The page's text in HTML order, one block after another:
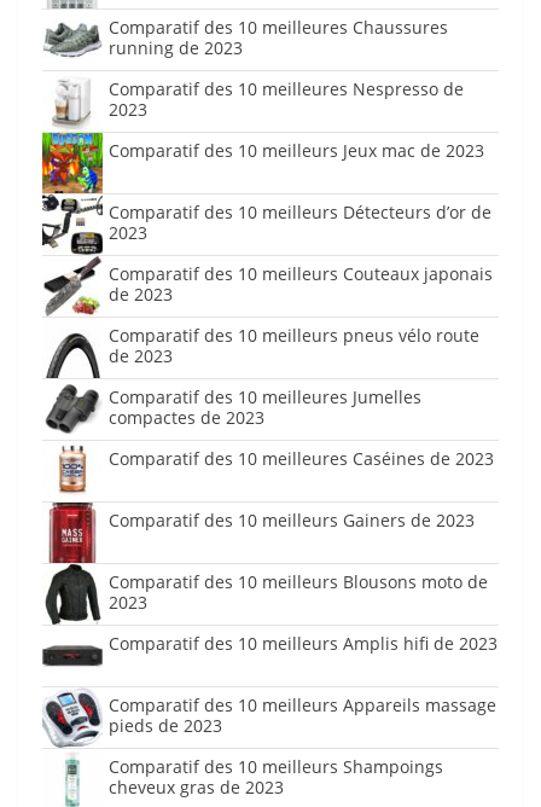
Comparatif des 10 meilleures Chaussures
running de 2023
Comparatif des 10 meilleures Nespresso de
2023
Comparatif des 10 meilleurs Jeux mac de 2023
Comparatif des 10 meilleurs Détecteurs d’or de
2023
Comparatif des 10 meilleurs Couteaux japonais
de 2023
Comparatif des 10 meilleurs pneus vélo route
de 2023
Comparatif des 10 meilleures Jumelles
compactes de 2023
Comparatif des 10 meilleures Caséines de 2023
Comparatif des 10 meilleurs Gainers de 2023
Comparatif des 10 meilleurs Blousons moto de
2023
Comparatif des 10 meilleurs Amplis hifi de 2023
Comparatif des 10 meilleurs Appareils massage
pieds de 2023
Comparatif des 10 meilleurs Shampoings
cheveux gras de 2023